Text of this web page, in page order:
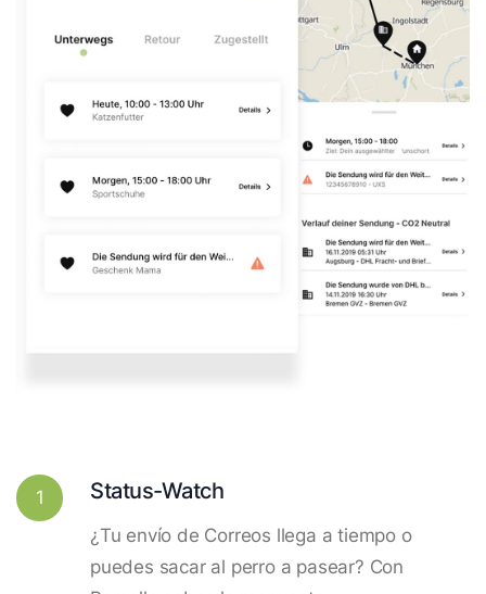
1 Status-Watch
¿Tu envío de Correos llega a tiempo o
puedes sacar al perro a pasear? Con